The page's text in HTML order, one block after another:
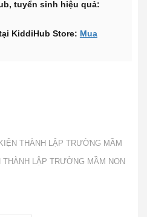
tuyển sinh hiệu quả:
KiddiHub Store: Mua
THÀNH LẬP TRƯỜNG MẦM
LẬP TRƯỜNG MẦM NON